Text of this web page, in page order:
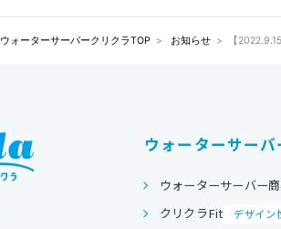
ウォーターサーバークリクラTOP お知らせ 【
ウォーターサーバ
ウォーターサーバー
クリクラFit
デザイン